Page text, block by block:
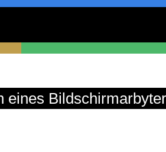
eines